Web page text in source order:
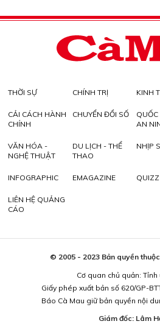
THỜI SỰ CHÍNH TRỊ KINH
CẢI CÁCH HÀNH
CHÍNH
CHUYỂN ĐỔI SỐ
AN
VĂN HÓA -
NGHỆ THUẬT
DU LỊCH - THỂ
THAO
NHỊP
INFOGRAPHIC EMAGAZINE QUIZZ
LIÊN HỆ QUẢNG
CÁO
© 2005 - 2023 Bản quyền
Cơ quan chủ quản: Tỉnh
Giấy phép xuất bản số 620/GP-
Báo Cà Mau giữ bản quyền nội
Giám đốc: Lâm